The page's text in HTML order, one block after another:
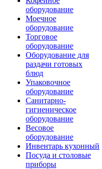
оборудование
Моечное
оборудование
Торговое
оборудование
Оборудование для
раздачи готовых
блюд
Упаковочное
оборудование
Санитарно-
гигиеническое
оборудование
Весовое
оборудование
Инвентарь кухонный
Посуда и столовые
приборы